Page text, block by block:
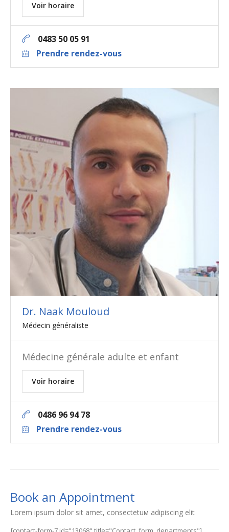
Voir horaire
0483 50 05 91
Prendre rendez-vous
Dr. Naak Mouloud
Médecin généraliste
Médecine générale adulte et enfant
Voir horaire
0486 96 94 78
Prendre rendez-vous
Book an Appointment
Lorem ipsum dolor sit amet, consectetuм adipiscing elit